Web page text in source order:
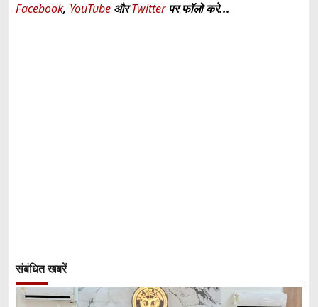
Facebook, YouTube औरTwitterपर फॉलो करे...
संबंधित खबरें